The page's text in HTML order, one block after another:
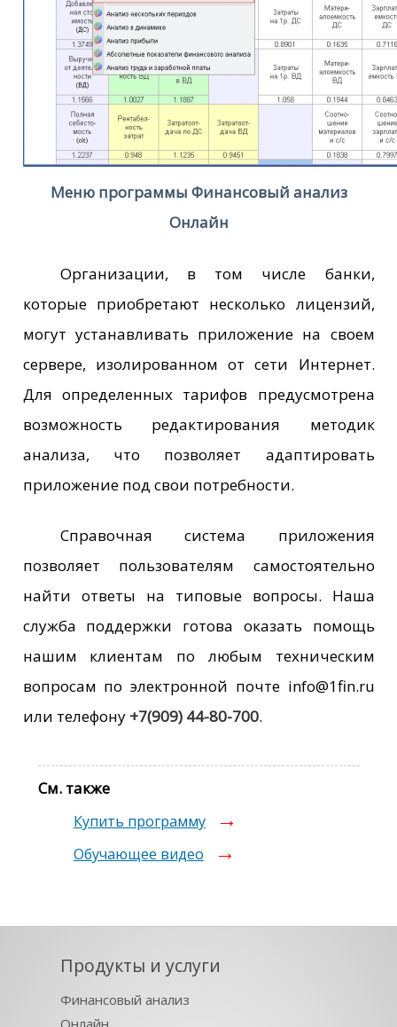
Меню программы Финансовый анализ
Онлайн
Организации, в том числе банки,
которые приобретают несколько лицензий,
могут устанавливать приложение на своем
сервере, изолированном от сети Интернет.
Для определенных тарифов предусмотрена
возможность редактирования методик
анализа, что позволяет адаптировать
приложение под свои потребности.
Справочная система приложения
позволяет пользователям самостоятельно
найти ответы на типовые вопросы. Наша
служба поддержки готова оказать помощь
нашим клиентам по любым техническим
вопросам по электронной почте info@1fin.ru
или телефону +7(909) 44-80-700.
См. также
Купить программу
Обучающее видео
Продукты и услуги
Финансовый анализ